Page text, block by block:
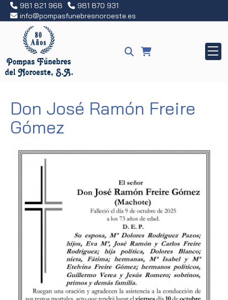
981 821 968
981 870 931
info
pompasfunebresnoroeste.es
Don José Ramón Freire
Gómez